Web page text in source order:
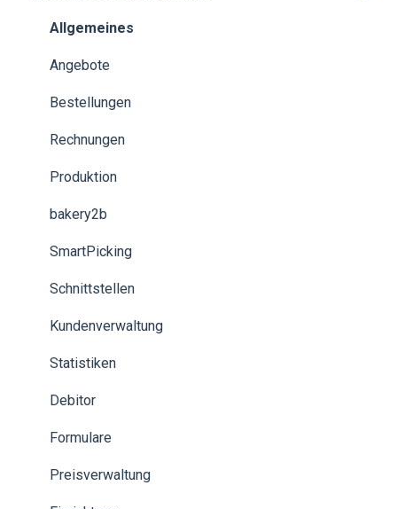
EFT Kartenterminals
Bestellwesen / Click & Collect
Dokumente
TSE
Abschluss
Mediacenter
Kundenkarten
Verwendung der Kasse
Benutzerverwaltung
Kassenbuch
Zahlung
Statistiken
Schnittstellen
DesktopWaiter
QR-Menü
KDS
Nexi-Geräte
Wallle-Geräte
Kundenkarte
Kreditkunden
Allgemeines
Angebote
Bestellungen
Rechnungen
Produktion
bakery2b
SmartPicking
Schnittstellen
Kundenverwaltung
Statistiken
Debitor
Formulare
Preisverwaltung